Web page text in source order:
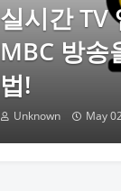
실시간 TV
MBC 방송
법!
Unknown May